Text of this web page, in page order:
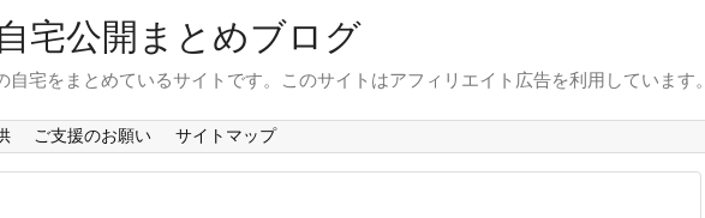
宅公開まとめブログ
自宅をまとめているサイトです。このサイトはアフィリエイト広告を利用しています。
ご支援のお願い サイトマップ